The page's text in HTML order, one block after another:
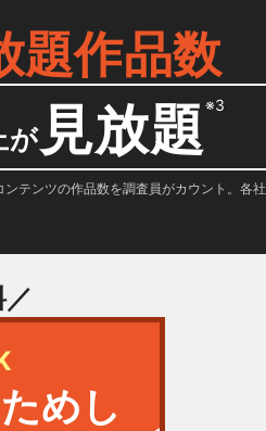
題作品数
が 見放題※3
テンツの作品数を調査員がカウント。各社
めし